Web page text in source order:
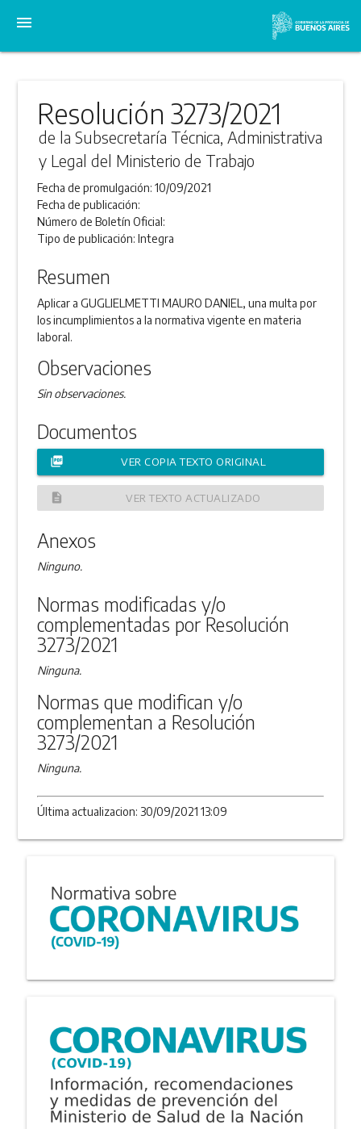
menu
Resolución 3273/2021
de la Subsecretaría Técnica, Administrativa
y Legal del Ministerio de Trabajo
Fecha de promulgación:10/09/2021
Fecha de publicación:
Número de Boletín Oficial:
Tipo de publicación:Integra
Resumen
Aplicar a GUGLIELMETTI MAURO DANIEL, una multa por
los incumplimientos a la normativa vigente en materia
laboral.
Observaciones
Sin observaciones.
Documentos
picture_as_pdf VER COPIA TEXTO ORIGINAL
description VER TEXTO ACTUALIZADO
Anexos
Ninguno.
Normas modificadas y/o
complementadas por Resolución
3273/2021
Ninguna.
Normas que modifican y/o
complementan a Resolución
3273/2021
Ninguna.
Última actualizacion: 30/09/2021 13:09